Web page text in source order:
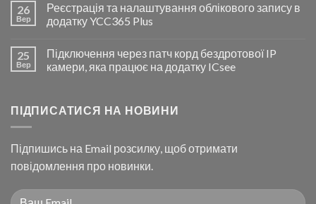
26
Вер
Реєстрація та налаштування облікового запису в
додатку YCC365 Plus
25
Вер
Підключення через патч корд бездротової IP
камери, яка працює на додатку ICsee
ПІДПИСАТИСЯ НА НОВИНИ
Підпишись на Email розсилку, щоб отримати
повідомлення про новинки.